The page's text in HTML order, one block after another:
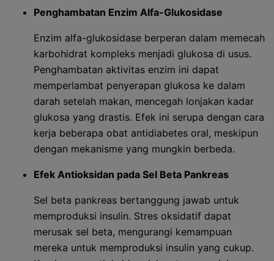
Penghambatan Enzim Alfa-Glukosidase
Enzim alfa-glukosidase berperan dalam memecah
karbohidrat kompleks menjadi glukosa di usus.
Penghambatan aktivitas enzim ini dapat
memperlambat penyerapan glukosa ke dalam
darah setelah makan, mencegah lonjakan kadar
glukosa yang drastis. Efek ini serupa dengan cara
kerja beberapa obat antidiabetes oral, meskipun
dengan mekanisme yang mungkin berbeda.
Efek Antioksidan pada Sel Beta Pankreas
Sel beta pankreas bertanggung jawab untuk
memproduksi insulin. Stres oksidatif dapat
merusak sel beta, mengurangi kemampuan
mereka untuk memproduksi insulin yang cukup.